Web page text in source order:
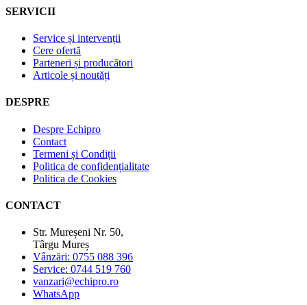
SERVICII
Service și intervenții
Cere ofertă
Parteneri și producători
Articole și noutăți
DESPRE
Despre Echipro
Contact
Termeni și Condiții
Politica de confidențialitate
Politica de Cookies
CONTACT
Str. Mureșeni Nr. 50,
Târgu Mureș
Vânzări: 0755 088 396
Service: 0744 519 760
vanzari@echipro.ro
WhatsApp